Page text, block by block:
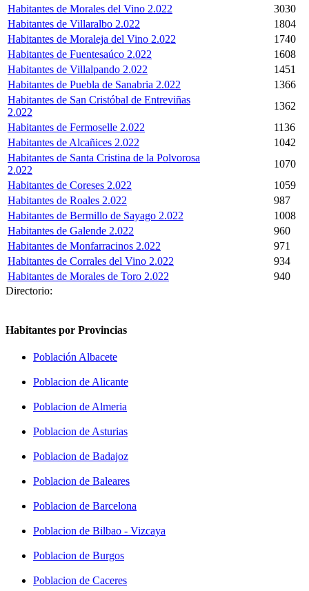
Habitantes de Morales del Vino 2.022
3030
Habitantes de Villaralbo 2.022
1804
Habitantes de Moraleja del Vino 2.022
1740
Habitantes de Fuentesaúco 2.022
1608
Habitantes de Villalpando 2.022
1451
Habitantes de Puebla de Sanabria 2.022
1366
Habitantes de San Cristóbal de Entreviñas
2.022
1362
Habitantes de Fermoselle 2.022
1136
Habitantes de Alcañices 2.022
1042
Habitantes de Santa Cristina de la Polvorosa
2.022
1070
Habitantes de Coreses 2.022
1059
Habitantes de Roales 2.022
987
Habitantes de Bermillo de Sayago 2.022
1008
Habitantes de Galende 2.022
960
Habitantes de Monfarracinos 2.022
971
Habitantes de Corrales del Vino 2.022
934
Habitantes de Morales de Toro 2.022
940
Directorio:
Habitantes por Provincias
Población Albacete
Poblacion de Alicante
Poblacion de Almeria
Poblacion de Asturias
Poblacion de Badajoz
Poblacion de Baleares
Poblacion de Barcelona
Poblacion de Bilbao - Vizcaya
Poblacion de Burgos
Poblacion de Caceres